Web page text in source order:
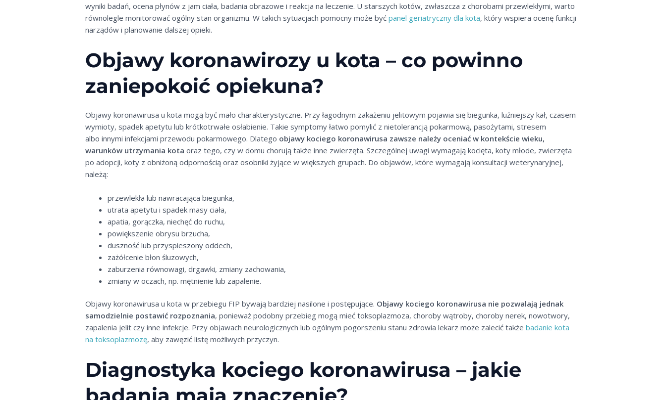
wyniki badań, ocena płynów z jam ciała, badania obrazowe i reakcja na leczenie. U starszych kotów, zwłaszcza z chorobami przewlekłymi, warto
równolegle monitorować ogólny stan organizmu. W takich sytuacjach pomocny może byćpanel geriatryczny dla kota, który wspiera ocenę funkcji
narządów i planowanie dalszej opieki.
Objawy koronawirozy u kota – co powinno
zaniepokoić opiekuna?
Objawy koronawirusa u kota mogą być mało charakterystyczne. Przy łagodnym zakażeniu jelitowym pojawia się biegunka, luźniejszy kał, czasem
wymioty, spadek apetytu lub krótkotrwałe osłabienie. Takie symptomy łatwo pomylić z nietolerancją pokarmową, pasożytami, stresem
albo innymi infekcjami przewodu pokarmowego. Dlatego objawy kociego koronawirusa zawsze należy oceniać w kontekście wieku,
warunków utrzymania kotaoraz tego, czy w domu chorują także inne zwierzęta. Szczególnej uwagi wymagają kocięta, koty młode, zwierzęta
po adopcji, koty z obniżoną odpornością oraz osobniki żyjące w większych grupach. Do objawów, które wymagają konsultacji weterynaryjnej,
należą:
przewlekła lub nawracająca biegunka,
utrata apetytu i spadek masy ciała,
apatia, gorączka, niechęć do ruchu,
powiększenie obrysu brzucha,
duszność lub przyspieszony oddech,
zażółcenie błon śluzowych,
zaburzenia równowagi, drgawki, zmiany zachowania,
zmiany w oczach, np. mętnienie lub zapalenie.
Objawy koronawirusa u kota w przebiegu FIP bywają bardziej nasilone i postępujące. Objawy kociego koronawirusa nie pozwalają jednak
samodzielnie postawić rozpoznania, ponieważ podobny przebieg mogą mieć toksoplazmoza, choroby wątroby, choroby nerek, nowotwory,
zapalenia jelit czy inne infekcje. Przy objawach neurologicznych lub ogólnym pogorszeniu stanu zdrowia lekarz może zalecić takżebadanie kota
na toksoplazmozę, aby zawęzić listę możliwych przyczyn.
Diagnostyka kociego koronawirusa – jakie